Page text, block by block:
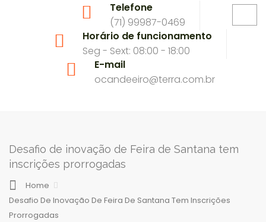
Telefone
(71) 99987-0469
Horário de funcionamento
Seg - Sext: 08:00 - 18:00
E-mail
ocandeeiro@terra.com.br
Desafio de inovação de Feira de Santana tem
inscrições prorrogadas
Home
Desafio De Inovação De Feira De Santana Tem Inscrições
Prorrogadas